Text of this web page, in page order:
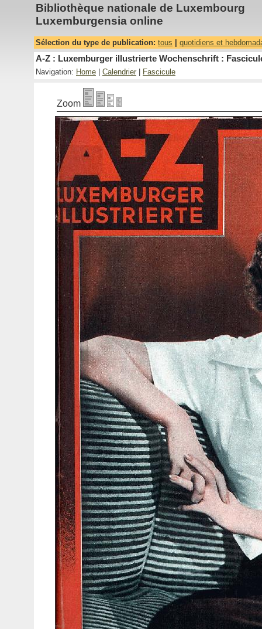
Bibliothèque nationale de Luxembourg
Luxemburgensia online
Sélection du type de publication: tous quotidiens et
A-Z : Luxemburger illustrierte Wochenschrift :
Navigation: Home Calendrier Fascicule
Zoom